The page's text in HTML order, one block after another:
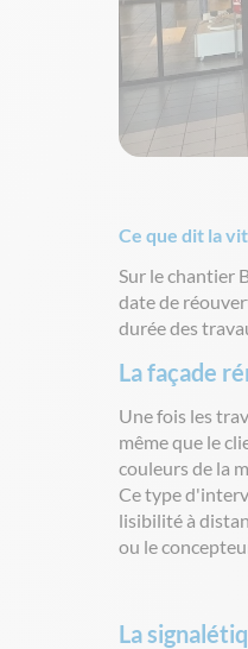
Ce que dit la
Sur le chantier
date de
durée des
La façade
Une fois les
même que le
couleurs de la
Ce type
lisibilité à
ou le
La